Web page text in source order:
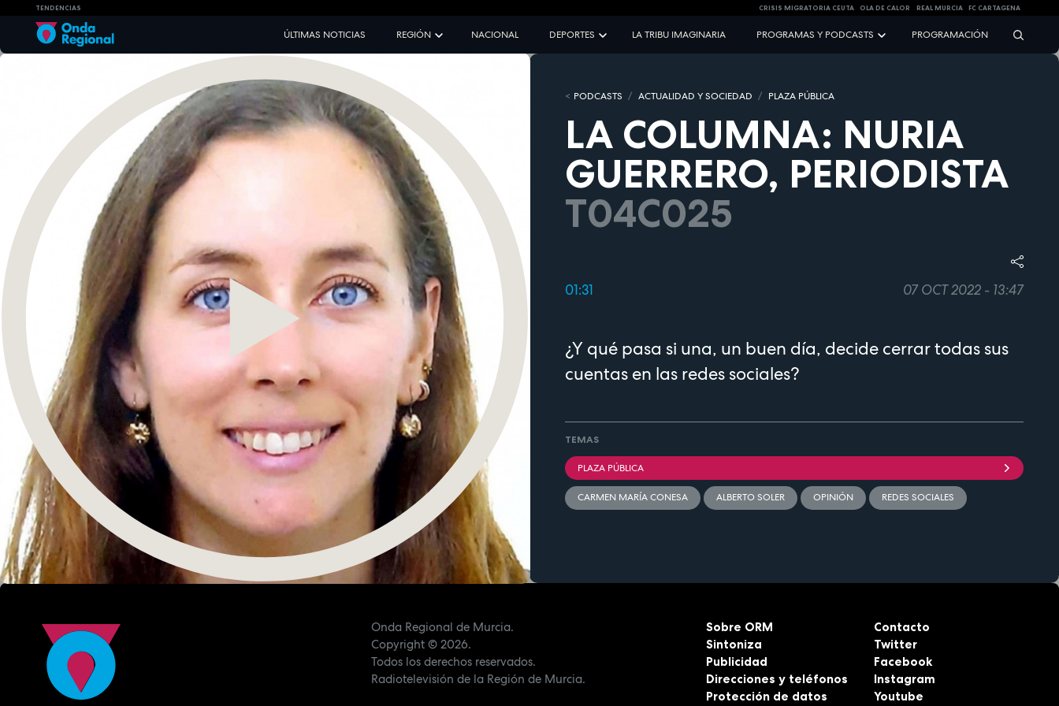
TENDENCIAS CRISIS MIGRATORIA CEUTA OLA DE CALOR REAL MURCIA FC CARTAGENA
ÚLTIMAS NOTICIAS REGIÓN NACIONAL DEPORTES LA TRIBU IMAGINARIA PROGRAMAS Y PODCASTS PROGRAMACIÓN
PODCASTS ACTUALIDAD Y SOCIEDAD PLAZA PÚBLICA
LA COLUMNA: NURIA
GUERRERO, PERIODISTA
T04C025
01:31 07 OCT 2022 - 13:47
¿Y qué pasa si una, un buen día, decide cerrar todas sus
cuentas en las redes sociales?
TEMAS
PLAZA PÚBLICA
CARMEN MARÍA CONESA ALBERTO SOLER OPINIÓN REDES SOCIALES
Onda Regional de Murcia.
Copyright© 2026.
Todos los derechos reservados.
Radiotelevisión de la Región de Murcia.
Sobre ORM
Sintoniza
Publicidad
Direcciones y teléfonos
Protección de datos
Contacto
Twitter
Facebook
Instagram
Youtube